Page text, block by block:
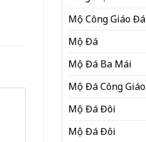
Mộ Công Giáo Đá
Mộ Đá
Mộ Đá Ba Mái
Mộ Đá Công Giáo
Mộ Đá Đôi
Mộ Đá Đôi